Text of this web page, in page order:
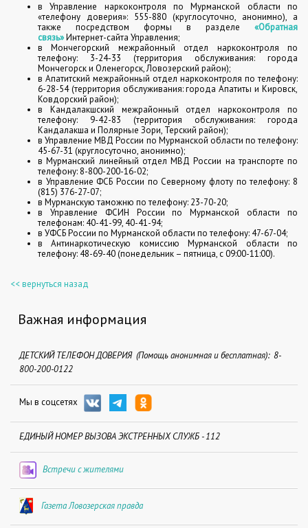
в Управление наркоконтроля по Мурманской области по
«телефону доверия»: 555-880 (круглосуточно, анонимно), а
также посредством формы в разделе «Обратная
связь»Интернет-сайта Управления;
в Мончегорский межрайонный отдел наркоконтроля по
телефону: 3-24-33 (территория обслуживания: города
Мончегорск и Оленегорск, Ловозерский район);
в Апатитский межрайонный отдел наркоконтроля по телефону:
6-28-54 (территория обслуживания: города Апатиты и Кировск,
Ковдорский район);
в Кандалакшский межрайонный отдел наркоконтроля по
телефону: 9-42-83 (территория обслуживания: города
Кандалакша и Полярные Зори, Терский район);
в Управление МВД России по Мурманской области по телефону:
45-67-31 (круглосуточно, анонимно);
в Мурманский линейный отдел МВД России на транспорте по
телефону: 8-800-200-16-02;
в Управление ФСБ России по Северному флоту по телефону: 8
(815) 376-27-07;
в Мурманскую таможню по телефону: 23-70-20;
в Управление ФСИН России по Мурманской области по
телефонам: 40-41-99, 40-41-94;
в УФСБ России по Мурманской области по телефону: 47-67-04;
в Антинаркотическую комиссию Мурманской области по
телефону: 48-69-40 (понедельник – пятница, с 09:00-11:00).
<< вернуться назад
Важная информация
ДЕТСКИЙ ТЕЛЕФОН ДОВЕРИЯ (Помощь анонимная и бесплатная): 8-
800-200-0122
Мы в соцсетях
ЕДИНЫЙ НОМЕР ВЫЗОВА ЭКСТРЕННЫХ СЛУЖБ - 112
Встречи с жителями
Газета Ловозерская правда